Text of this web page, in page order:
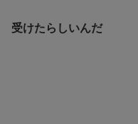
受けたらしいんだ